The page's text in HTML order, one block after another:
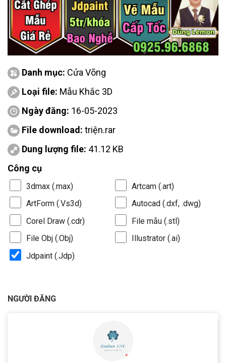
Danh mục: Cửa Võng
Loại file: Mẫu Khắc 3D
Ngày đăng: 16-05-2023
File download: triện.rar
Dung lượng file: 41.12 KB
Công cụ
3dmax (.max)
Artcam (.art)
ArtForm (.Vs3d)
Autocad (.dxf, .dwg)
Corel Draw (.cdr)
File mẫu (.stl)
File Obj (.Obj)
Illustrator (.ai)
Jdpaint (.Jdp)
NGƯỜI ĐĂNG